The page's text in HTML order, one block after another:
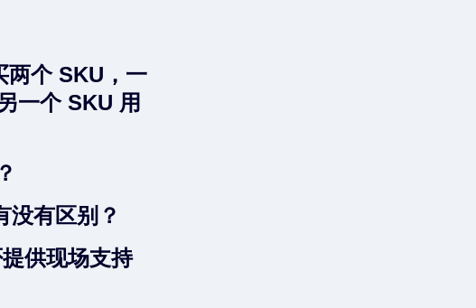
两个 SKU，一
一个 SKU 用
没有区别？
供现场支持